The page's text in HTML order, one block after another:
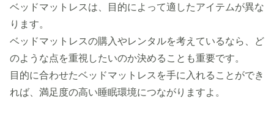
ベッドマットレスは、目的によって適したアイテムが異な
ります。
ベッドマットレスの購入やレンタルを考えているなら、ど
のような点を重視したいのか決めることも重要です。
目的に合わせたベッドマットレスを手に入れることができ
れば、満足度の高い睡眠環境につながりますよ。